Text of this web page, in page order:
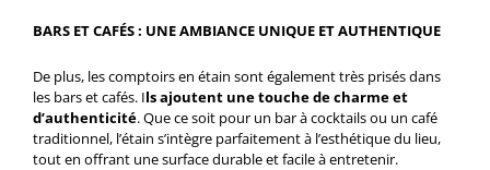
BARS ET CAFÉS : UNE AMBIANCE UNIQUE ET AUTHENTIQUE
De plus, les comptoirs en étain sont également très prisés dans
les bars et cafés. Ils ajoutent une touche de charme et
d’authenticité. Que ce soit pour un bar à cocktails ou un café
traditionnel, l’étain s’intègre parfaitement à l’esthétique du lieu,
tout en offrant une surface durable et facile à entretenir.